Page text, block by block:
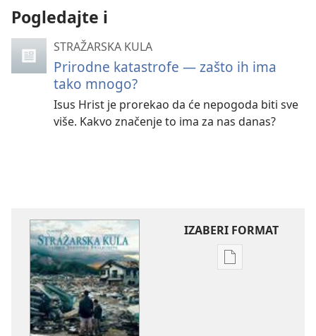
Pogledajte i
STRAŽARSKA KULA
Prirodne katastrofe — zašto ih ima
tako mnogo?
Isus Hrist je prorekao da će nepogoda biti sve
više. Kakvo značenje to ima za nas danas?
IZABERI FORMAT
Formati